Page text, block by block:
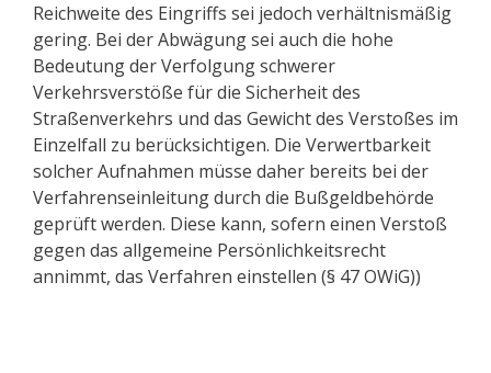
Reichweite des Eingriffs sei jedoch verhältnismäßig
gering. Bei der Abwägung sei auch die hohe
Bedeutung der Verfolgung schwerer
Verkehrsverstöße für die Sicherheit des
Straßenverkehrs und das Gewicht des Verstoßes im
Einzelfall zu berücksichtigen. Die Verwertbarkeit
solcher Aufnahmen müsse daher bereits bei der
Verfahrenseinleitung durch die Bußgeldbehörde
geprüft werden. Diese kann, sofern einen Verstoß
gegen das allgemeine Persönlichkeitsrecht
annimmt, das Verfahren einstellen (§ 47 OWiG))